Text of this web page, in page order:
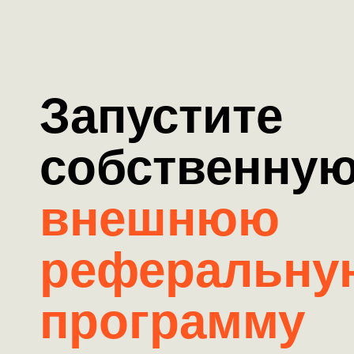
Запустите
внешнюю
программу